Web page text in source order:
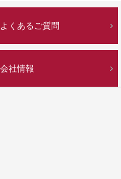
よくあるご質問
会社情報